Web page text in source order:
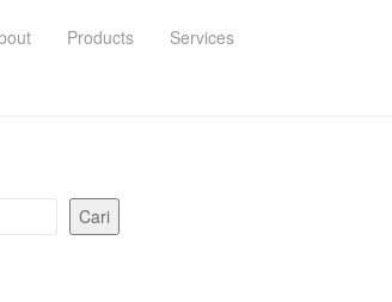
Products Services
Cari